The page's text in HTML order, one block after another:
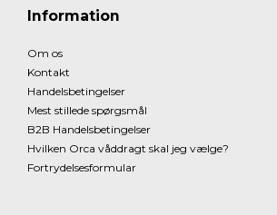
Information
Om os
Kontakt
Handelsbetingelser
Mest stillede spørgsmål
B2B Handelsbetingelser
Hvilken Orca våddragt skal jeg vælge?
Fortrydelsesformular